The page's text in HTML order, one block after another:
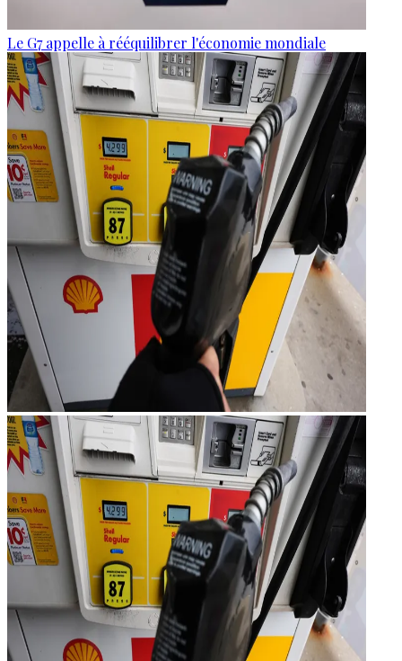
Le G7 appelle à rééquilibrer l'économie mondiale